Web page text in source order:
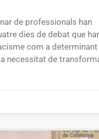
de professionals han
dies de debat que
com a determinant
necessitat de